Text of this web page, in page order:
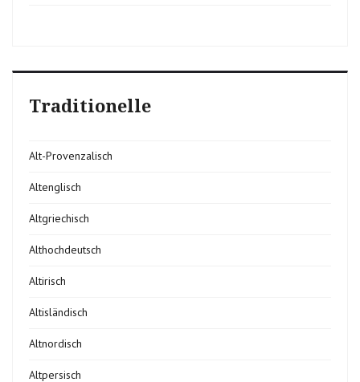
Traditionelle
Alt-Provenzalisch
Altenglisch
Altgriechisch
Althochdeutsch
Altirisch
Altisländisch
Altnordisch
Altpersisch